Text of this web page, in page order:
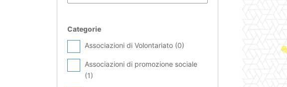
Categorie
Associazioni di Volontariato (0)
Associazioni di promozione sociale
(1)